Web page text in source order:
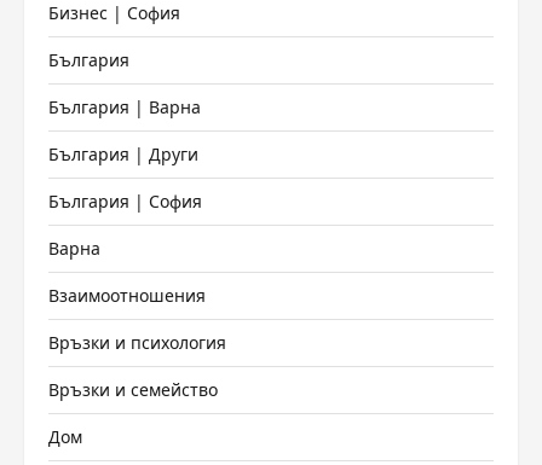
Бизнес | София
България
България | Варна
България | Други
България | София
Варна
Взаимоотношения
Връзки и психология
Връзки и семейство
Дом